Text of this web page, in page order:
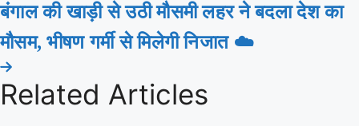
बंगाल की खाड़ी से उठी मौसमी लहर ने बदला देश का
मौसम, भीषण गर्मी से मिलेगी निजात ☁️
Related Articles